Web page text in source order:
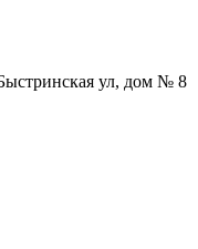
ул, дом № 8